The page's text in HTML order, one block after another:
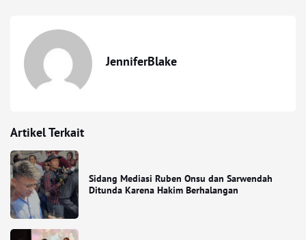
JenniferBlake
Artikel Terkait
Sidang Mediasi Ruben Onsu dan Sarwendah
Ditunda Karena Hakim Berhalangan